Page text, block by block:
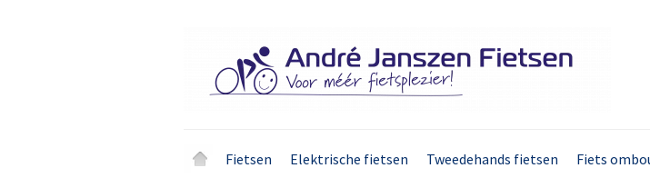
Fietsen Elektrische fietsen Tweedehands fietsen Fiets